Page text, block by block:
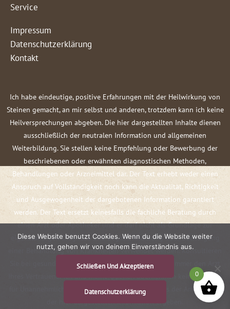
Service
Impressum
Datenschutzerklärung
Kontakt
Ich habe eindeutige, positive Erfahrungen mit der Heilwirkung von
Steinen gemacht, an mir selbst und anderen, trotzdem kann ich keine
Heilversprechungen abgeben. Die hier dargestellten Inhalte dienen
ausschließlich der neutralen Information und allgemeinen
Weiterbildung. Sie stellen keine Empfehlung oder Bewerbung der
beschriebenen oder erwähnten diagnostischen Methoden,
Behandlungen oder Arzneimittel dar. Der Text erhebt weder einen
Anspruch auf Vollständigkeit noch kann die Aktualität, Richtigkeit
und Ausgewogenheit der dargebotenen Information garantiert
werden. Der Text ersetzt keinesfalls die fachliche Beratung durch
einen Arzt oder Apotheker und er darf nicht als Grundlage zur
eigenständigen Diagnose und Beginn, Änderung oder Beendigung
einer Behandlung von Krankheiten verwendet werden. Konsultieren
Sie bei gesundheitlichen Fragen oder Beschwerden immer den Arzt
Ihres Vertrauens! Ich und meine Quellen übernehmen keine Haftung
für Unannehmlichkeiten oder Schäden, die sich aus der Anwendung
der hier dargestellten Information ergeben.
0
Diese Website benutzt Cookies. Wenn du die Website weiter
nutzt, gehen wir von deinem Einverständnis aus.
Schließen Und Akzeptieren
Datenschutzerklärung